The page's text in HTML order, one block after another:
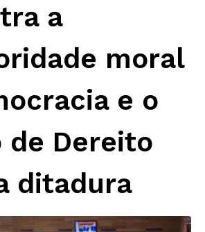
a
moral
e o
de Dereito
ditadura